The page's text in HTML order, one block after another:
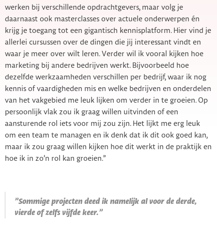
werken bij verschillende opdrachtgevers, maar volg je
daarnaast ook masterclasses over actuele onderwerpen én
krijg je toegang tot een gigantisch kennisplatform. Hier vind je
allerlei cursussen over de dingen die jij interessant vindt en
waar je meer over wilt leren. Verder wil ik vooral kijken hoe
marketing bij andere bedrijven werkt. Bijvoorbeeld hoe
dezelfde werkzaamheden verschillen per bedrijf, waar ik nog
kennis of vaardigheden mis en welke bedrijven en onderdelen
van het vakgebied me leuk lijken om verder in te groeien. Op
persoonlijk vlak zou ik graag willen uitvinden of een
aansturende rol iets voor mij zou zijn. Het lijkt me erg leuk
om een team te managen en ik denk dat ik dit ook goed kan,
maar ik zou graag willen kijken hoe dit werkt in de praktijk en
hoe ik in zo’n rol kan groeien.”
”Sommige projecten deed ik namelijk al voor de derde,
vierde of zelfs vijfde keer.”